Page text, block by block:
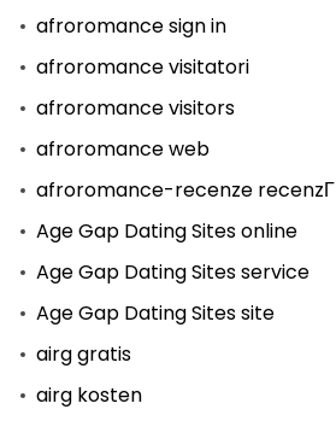
afroromance sign in
afroromance visitatori
afroromance visitors
afroromance web
afroromance-recenze recenzГ­
Age Gap Dating Sites online
Age Gap Dating Sites service
Age Gap Dating Sites site
airg gratis
airg kosten